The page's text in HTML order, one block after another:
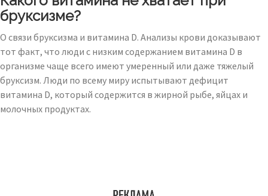
бруксизме?
О связи бруксизма и витамина D. Анализы крови доказывают
тот факт, что люди с низким содержанием витамина D в
организме чаще всего имеют умеренный или даже тяжелый
бруксизм. Люди по всему миру испытывают дефицит
витамина D, который содержится в жирной рыбе, яйцах и
молочных продуктах.